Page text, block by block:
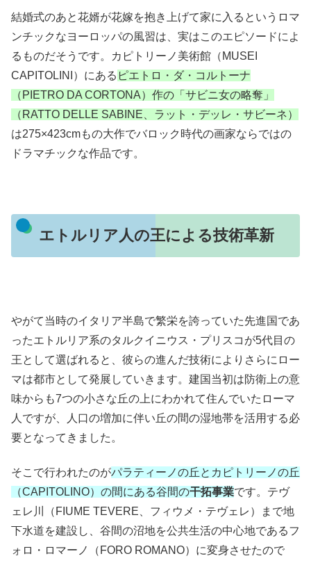
結婚式のあと花婿が花嫁を抱き上げて家に入るというロマ
ンチックなヨーロッパの風習は、実はこのエピソードによ
るものだそうです。カピトリーノ美術館（MUSEI
CAPITOLINI）にある ピエトロ・ダ・コルトーナ
（PIETRO DA CORTONA）作の「サビニ女の略奪」
（RATTO DELLE SABINE、ラット・デッレ・サビーネ）
は275×423cmもの大作でバロック時代の画家ならではの
ドラマチックな作品です。
エトルリア人の王による技術革新
やがて当時のイタリア半島で繁栄を誇っていた先進国であ
ったエトルリア系のタルクイニウス・プリスコが5代目の
王として選ばれると、彼らの進んだ技術によりさらにロー
マは都市として発展していきます。建国当初は防衛上の意
味からも7つの小さな丘の上にわかれて住んでいたローマ
人ですが、人口の増加に伴い丘の間の湿地帯を活用する必
要となってきました。
そこで行われたのがパラティーノの丘とカピトリーノの丘
（CAPITOLINO）の間にある谷間の干拓事業です。テヴ
ェレ川（FIUME TEVERE、フィウメ・テヴェレ）まで地
下水道を建設し、谷間の沼地を公共生活の中心地であるフ
ォロ・ロマーノ（FORO ROMANO）に変身させたので